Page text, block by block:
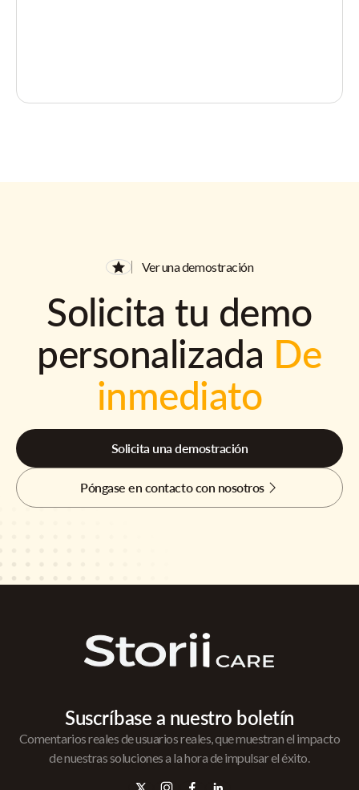
Ver una demostración
Solicita tu demo
personalizada De
inmediato
Solicita una demostración
Póngase en contacto con nosotros
Suscríbase a nuestro boletín
Comentarios reales de usuarios reales, que muestran el impacto
de nuestras soluciones a la hora de impulsar el éxito.